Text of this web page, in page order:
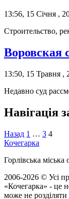
13:56, 15 Січня ,
Строительство,
Воровская
13:50, 15 Травня ,
Недавно суд
Навігація
Назад 1 … 3 4
Кочегарка
Горлівська міська
2006-2026 © Усі
«Кочегарка» - це
може не